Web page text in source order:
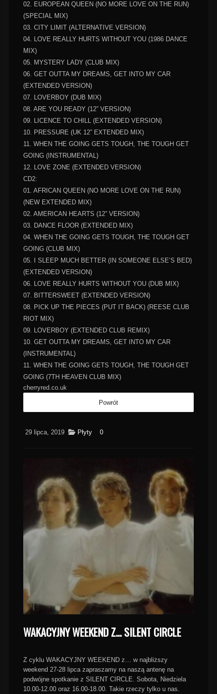
02. EUROPEAN QUEEN (NO MORE LOVE ON THE RUN)
(SPECIAL MIX)
03. CITY LIMIT (ALTERNATIVE VERSION)
04. LOVE REALLY HURTS WITHOUT YOU (1986 DANCE
MIX)
05. MYSTERY LADY (CLUB MIX)
06. GET OUTTA MY DREAMS, GET INTO MY CAR
(EXTENDED VERSION)
07. LOVERBOY (DUB MIX)
08. ARE YOU READY (12” VERSION)
09. LICENCE TO CHILL (EXTENDED VERSION)
10. PRESSURE (UK 12” EXTENDED MIX)
11. WHEN THE GOING GETS TOUGH, THE TOUGH GET
GOING (INSTRUMENTAL)
12. LOVE ZONE (EXTENDED VERSION)
CD2:
01. AFRICAN QUEEN (NO MORE LOVE ON THE RUN)
(NEW EXTENDED MIX)
02. AMERICAN HEARTS (12” VERSION)
03. DANCE FLOOR (EXTENDED MIX)
04. WHEN THE GOING GETS TOUGH, THE TOUGH GET
GOING (CLUB MIX)
05. I SLEEP MUCH BETTER (IN SOMEONE ELSE’S BED)
(EXTENDED VERSION)
06. LOVE REALLY HURTS WITHOUT YOU (DUB MIX)
07. BITTERSWEET (EXTENDED VERSION)
08. PICK UP THE PIECES (PUT IT BACK) (REESE CLUB
RIOT MIX)
09. LOVERBOY (EXTENDED CLUB REMIX)
10. GET OUTTA MY DREAMS, GET INTO MY CAR
(INSTRUMENTAL)
11. WHEN THE GOING GETS TOUGH, THE TOUGH GET
GOING (7TH HEAVEN CLUB MIX)
cherryred.co.uk
29 lipca, 2019 Płyty 0
WAKACYJNY WEEKEND Z… SILENT CIRCLE
Z cyklu WAKACYJNY WEEKEND z… w najbliższy
weekend 27-28 lipca zapraszamy na naszą antenę na
podwójne spotkanie z SILENT CIRCLE. Sobota, Niedziela
10.00-12.00 oraz 16.00-18.00. Takie rzeczy tylko u nas.